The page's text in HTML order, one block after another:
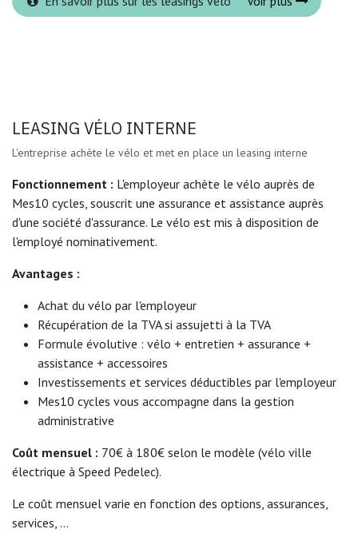
LEASING VÉLO INTERNE
L'entreprise achète le vélo et met en place un leasing interne
Fonctionnement : L'employeur achète le vélo auprès de
Mes10 cycles, souscrit une assurance et assistance auprès
d'une société d'assurance. Le vélo est mis à disposition de
l'employé nominativement.
Avantages :
Achat du vélo par l'employeur
Récupération de la TVA si assujetti à la TVA
Formule évolutive : vélo + entretien + assurance +
assistance + accessoires
Investissements et services déductibles par l'employeur
Mes10 cycles vous accompagne dans la gestion
administrative
Coût mensuel : 70€ à 180€ selon le modèle (vélo ville
électrique à Speed Pedelec).
Le coût mensuel varie en fonction des options, assurances,
services, ...